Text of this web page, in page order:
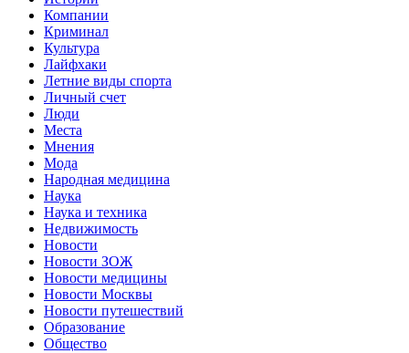
Компании
Криминал
Культура
Лайфхаки
Летние виды спорта
Личный счет
Люди
Места
Мнения
Мода
Народная медицина
Наука
Наука и техника
Недвижимость
Новости
Новости ЗОЖ
Новости медицины
Новости Москвы
Новости путешествий
Образование
Общество